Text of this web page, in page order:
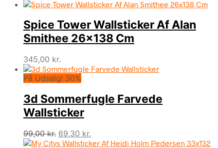
Spice Tower Wallsticker Af Alan
Smithee 26×138 Cm
345,00 kr.
På Udsalg! 30%
3d Sommerfugle Farvede
Wallsticker
99,00kr. Den
oprindelige
69,30 kr.
aktuelle